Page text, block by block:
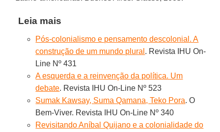
Leia mais
Pós-colonialismo e pensamento descolonial. A
construção de um mundo plural . Revista IHU On-
Line Nº 431
A esquerda e a reinvenção da política. Um
debate. Revista IHU On-Line Nº 523
Sumak Kawsay, Suma Qamana, Teko Pora. O
Bem-Viver. Revista IHU On-Line Nº 340
Revisitando Aníbal Quijano e a colonialidade do